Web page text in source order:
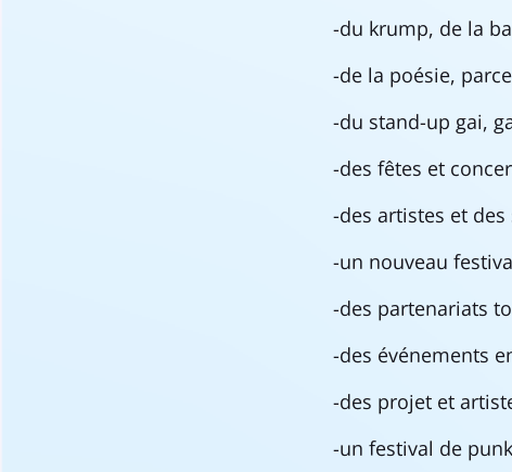
-du krump, de la
-de la poésie,
-du stand-up gai,
-des fêtes et
-des artistes et
-un nouveau
-des partenariats
-des événements
-des projet et
-un festival de